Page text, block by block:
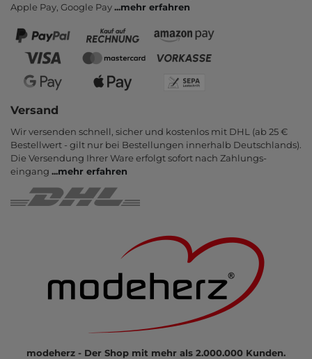
Apple Pay, Google Pay...mehr erfahren
Versand
Wir versenden schnell, sicher und kostenlos mit DHL (ab 25 €
Bestell­wert - gilt nur bei Bestel­lungen inner­halb Deutsch­lands).
Die Ver­sendung Ihrer Ware er­folgt sofort nach Zahlungs­
eingang ...mehr erfahren
modeherz - Der Shop mit mehr als 2.000.000 Kunden.